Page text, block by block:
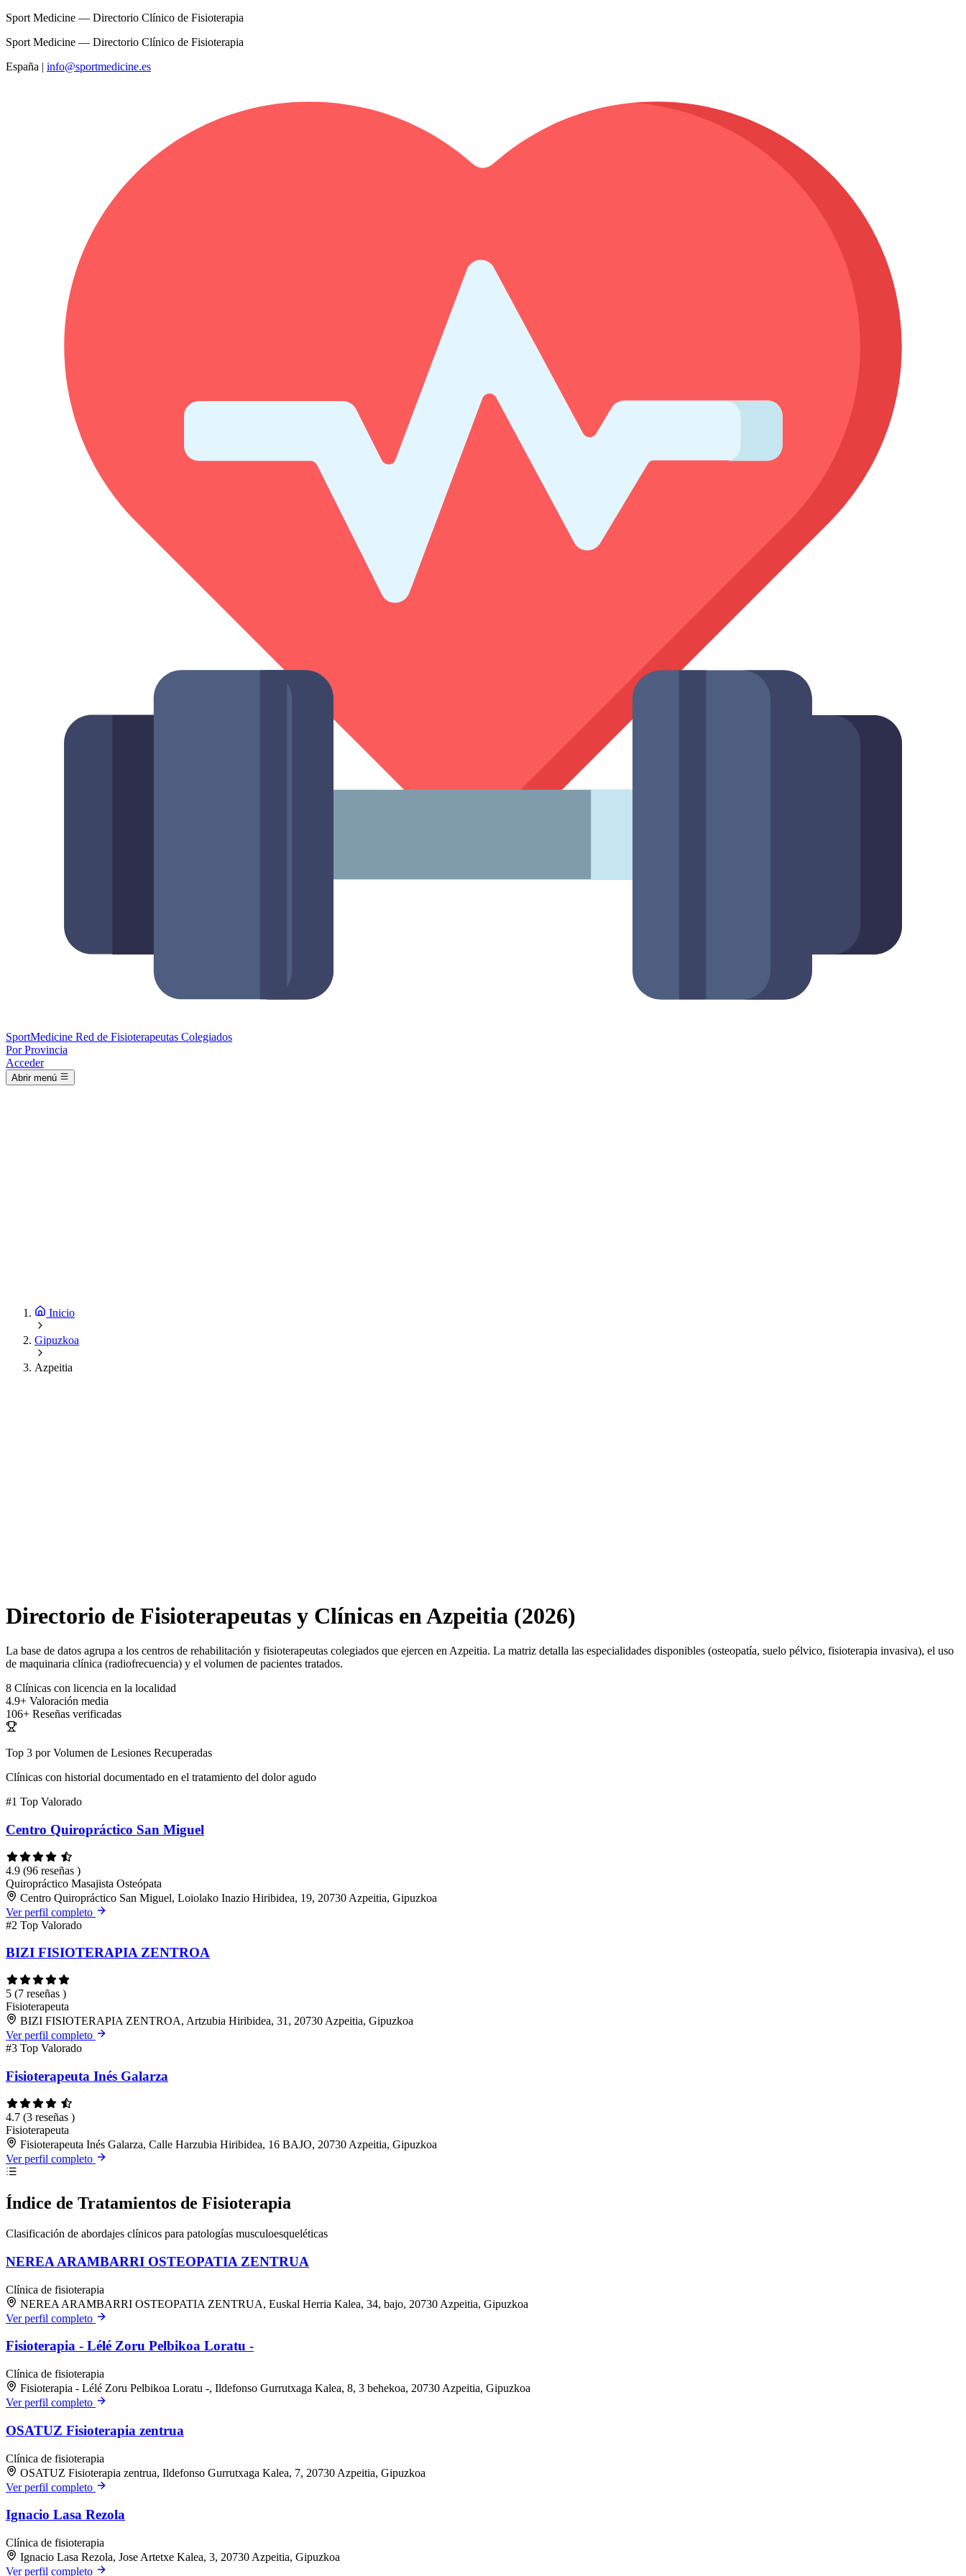
Sport Medicine — Directorio Clínico de Fisioterapia
Sport Medicine — Directorio Clínico de Fisioterapia
España | info@sportmedicine.es
SportMedicine Red de Fisioterapeutas Colegiados
Por Provincia
Acceder
Abrir menú
Inicio
Gipuzkoa
Azpeitia
Directorio de Fisioterapeutas y Clínicas en Azpeitia (2026)
La base de datos agrupa a los centros de rehabilitación y fisioterapeutas colegiados que ejercen en Azpeitia. La matriz detalla las especialidades disponibles (osteopatía, suelo pélvico, fisioterapia invasiva), el uso
de maquinaria clínica (radiofrecuencia) y el volumen de pacientes tratados.
8 Clínicas con licencia en la localidad
4.9+ Valoración media
106+ Reseñas verificadas
Top 3 por Volumen de Lesiones Recuperadas
Clínicas con historial documentado en el tratamiento del dolor agudo
#1 Top Valorado
Centro Quiropráctico San Miguel
4.9 (96 reseñas )
Quiropráctico Masajista Osteópata
Centro Quiropráctico San Miguel, Loiolako Inazio Hiribidea, 19, 20730 Azpeitia, Gipuzkoa
Ver perfil completo
#2 Top Valorado
BIZI FISIOTERAPIA ZENTROA
5 (7 reseñas )
Fisioterapeuta
BIZI FISIOTERAPIA ZENTROA, Artzubia Hiribidea, 31, 20730 Azpeitia, Gipuzkoa
Ver perfil completo
#3 Top Valorado
Fisioterapeuta Inés Galarza
4.7 (3 reseñas )
Fisioterapeuta
Fisioterapeuta Inés Galarza, Calle Harzubia Hiribidea, 16 BAJO, 20730 Azpeitia, Gipuzkoa
Ver perfil completo
Índice de Tratamientos de Fisioterapia
Clasificación de abordajes clínicos para patologías musculoesqueléticas
NEREA ARAMBARRI OSTEOPATIA ZENTRUA
Clínica de fisioterapia
NEREA ARAMBARRI OSTEOPATIA ZENTRUA, Euskal Herria Kalea, 34, bajo, 20730 Azpeitia, Gipuzkoa
Ver perfil completo
Fisioterapia - Lélé Zoru Pelbikoa Loratu -
Clínica de fisioterapia
Fisioterapia - Lélé Zoru Pelbikoa Loratu -, Ildefonso Gurrutxaga Kalea, 8, 3 behekoa, 20730 Azpeitia, Gipuzkoa
Ver perfil completo
OSATUZ Fisioterapia zentrua
Clínica de fisioterapia
OSATUZ Fisioterapia zentrua, Ildefonso Gurrutxaga Kalea, 7, 20730 Azpeitia, Gipuzkoa
Ver perfil completo
Ignacio Lasa Rezola
Clínica de fisioterapia
Ignacio Lasa Rezola, Jose Artetxe Kalea, 3, 20730 Azpeitia, Gipuzkoa
Ver perfil completo